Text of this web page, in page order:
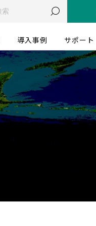
導入事例 サポート